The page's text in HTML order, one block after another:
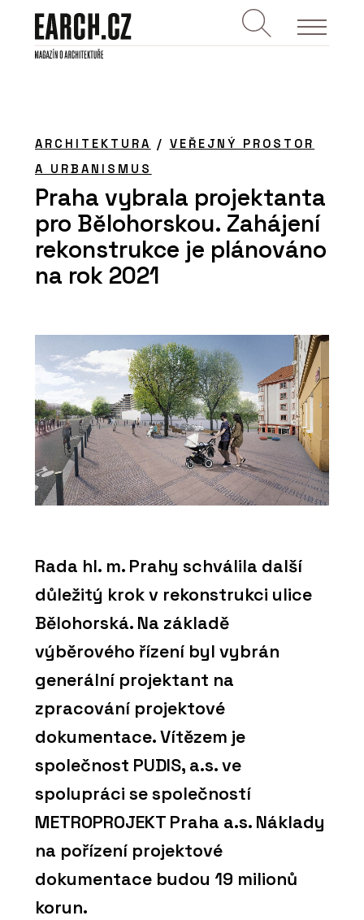
ARCHITEKTURA / VEŘEJNÝ PROSTOR
A URBANISMUS
Praha vybrala projektanta
pro Bělohorskou. Zahájení
rekonstrukce je plánováno
na rok 2021
Rada hl. m. Prahy schválila další
důležitý krok v rekonstrukci ulice
Bělohorská. Na základě
výběrového řízení byl vybrán
generální projektant na
zpracování projektové
dokumentace. Vítězem je
společnost PUDIS, a.s. ve
spolupráci se společností
METROPROJEKT Praha a.s. Náklady
na pořízení projektové
dokumentace budou 19 milionů
korun.